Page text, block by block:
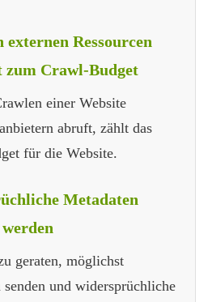
Ressourcen
Crawl-Budget
einer Website
abruft, zählt das
für die Website.
Metadaten
geraten, möglichst
und widersprüchliche